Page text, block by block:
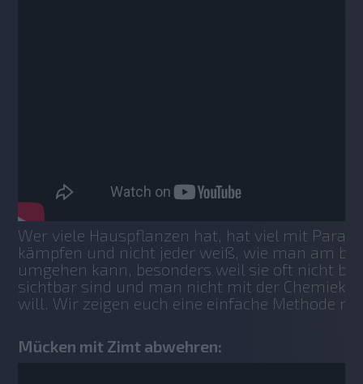
Wer viele Hauspflanzen hat, hat viel mit
kämpfen und nicht jeder weiß, wie man am
umgehen kann, besonders weil sie oft nicht
sichtbar sind und man nicht mit der
will. Wir zeigen euch eine einfache Methode
Mücken mit Zimt abwehren: